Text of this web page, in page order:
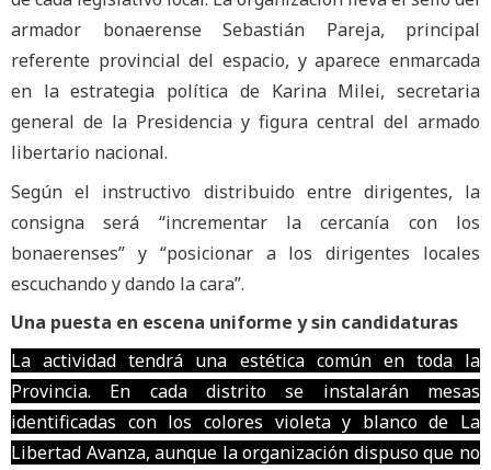
armador bonaerense Sebastián Pareja, principal
referente provincial del espacio, y aparece enmarcada
en la estrategia política de Karina Milei, secretaria
general de la Presidencia y figura central del armado
libertario nacional.
Según el instructivo distribuido entre dirigentes, la
consigna será “incrementar la cercanía con los
bonaerenses” y “posicionar a los dirigentes locales
escuchando y dando la cara”.
Una puesta en escena uniforme y sin candidaturas
La actividad tendrá una estética común en toda la
Provincia. En cada distrito se instalarán mesas
identificadas con los colores violeta y blanco de La
Libertad Avanza, aunque la organización dispuso que no